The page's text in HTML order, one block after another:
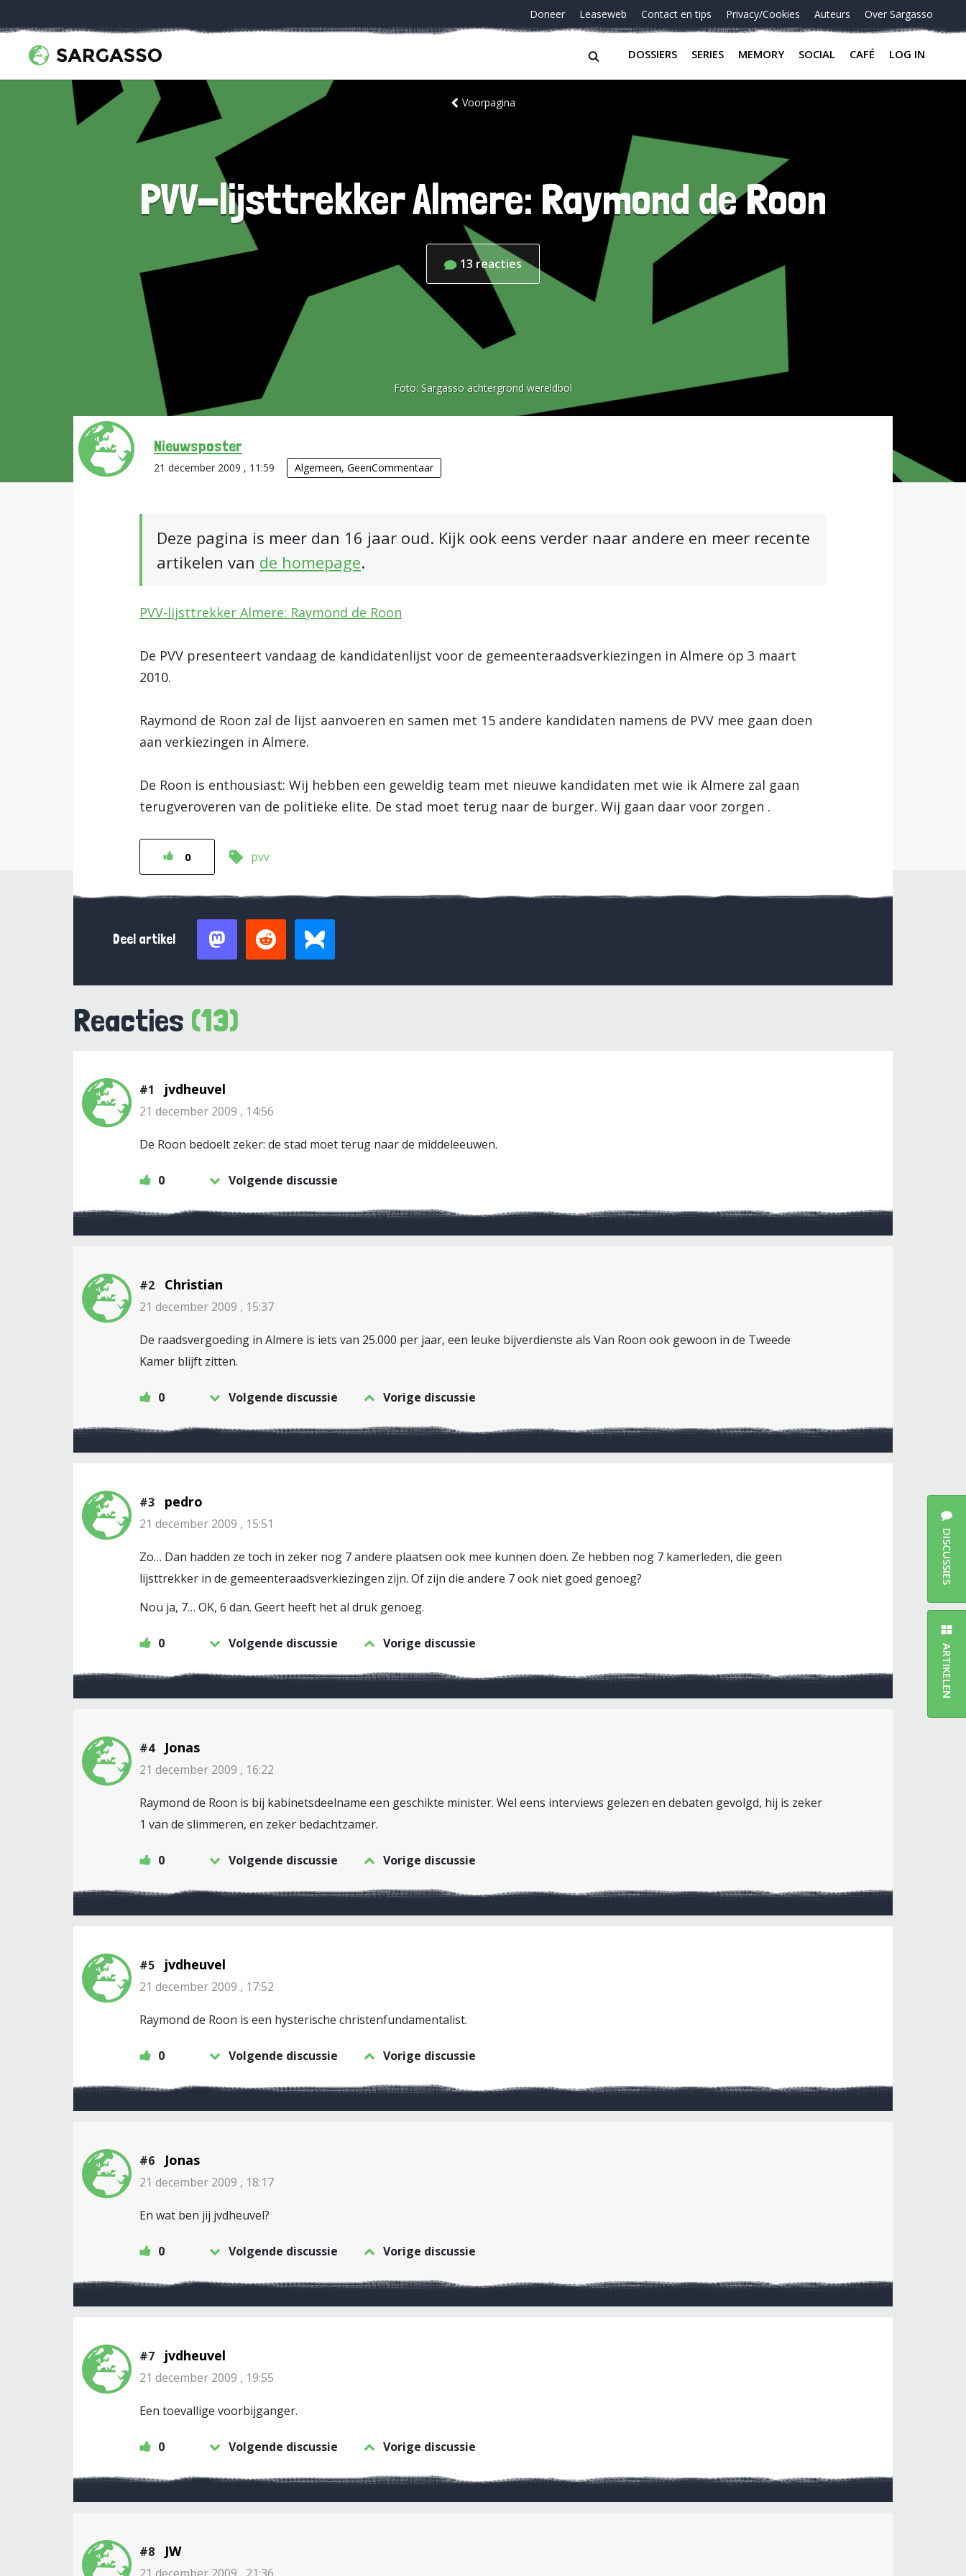
Doneer Leaseweb Contact en tips Privacy/Cookies Auteurs Over Sargasso
DOSSIERS SERIES MEMORY SOCIAL CAFÉ LOG IN
Voorpagina
PVV-lijsttrekker Almere: Raymond de Roon
13 reacties
Foto: Sargasso achtergrond wereldbol
Nieuwsposter
21 december 2009 , 11:59 Algemeen, GeenCommentaar
Deze pagina is meer dan 16 jaar oud. Kijk ook eens verder naar andere en meer recente
artikelen van de homepage.
PVV-lijsttrekker Almere: Raymond de Roon
De PVV presenteert vandaag de kandidatenlijst voor de gemeenteraadsverkiezingen in Almere op 3 maart
2010.
Raymond de Roon zal de lijst aanvoeren en samen met 15 andere kandidaten namens de PVV mee gaan doen
aan verkiezingen in Almere.
De Roon is enthousiast: Wij hebben een geweldig team met nieuwe kandidaten met wie ik Almere zal gaan
terugveroveren van de politieke elite. De stad moet terug naar de burger. Wij gaan daar voor zorgen .
0 pvv
Deel artikel
Reacties (13)
#1 jvdheuvel
21 december 2009 , 14:56
De Roon bedoelt zeker: de stad moet terug naar de middeleeuwen.
0 Volgende discussie
#2 Christian
21 december 2009 , 15:37
De raadsvergoeding in Almere is iets van 25.000 per jaar, een leuke bijverdienste als Van Roon ook gewoon in de Tweede
Kamer blijft zitten.
0 Volgende discussie Vorige discussie
#3 pedro
21 december 2009 , 15:51
Zo… Dan hadden ze toch in zeker nog 7 andere plaatsen ook mee kunnen doen. Ze hebben nog 7 kamerleden, die geen
lijsttrekker in de gemeenteraadsverkiezingen zijn. Of zijn die andere 7 ook niet goed genoeg?
Nou ja, 7… OK, 6 dan. Geert heeft het al druk genoeg.
0 Volgende discussie Vorige discussie
#4 Jonas
21 december 2009 , 16:22
Raymond de Roon is bij kabinetsdeelname een geschikte minister. Wel eens interviews gelezen en debaten gevolgd, hij is zeker
1 van de slimmeren, en zeker bedachtzamer.
0 Volgende discussie Vorige discussie
#5 jvdheuvel
21 december 2009 , 17:52
Raymond de Roon is een hysterische christenfundamentalist.
0 Volgende discussie Vorige discussie
#6 Jonas
21 december 2009 , 18:17
En wat ben jij jvdheuvel?
0 Volgende discussie Vorige discussie
#7 jvdheuvel
21 december 2009 , 19:55
Een toevallige voorbijganger.
0 Volgende discussie Vorige discussie
#8 JW
DISCUSSIES
ARTIKELEN